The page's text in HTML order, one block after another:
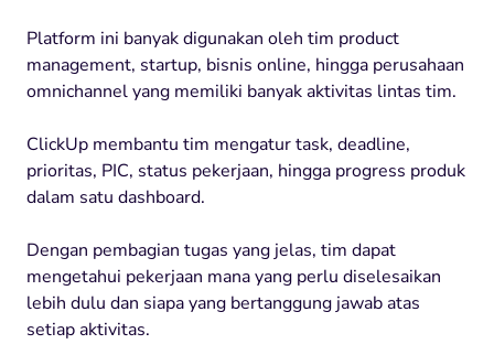
Platform ini banyak digunakan oleh tim product
management, startup, bisnis online, hingga perusahaan
omnichannel yang memiliki banyak aktivitas lintas tim.
ClickUp membantu tim mengatur task, deadline,
prioritas, PIC, status pekerjaan, hingga progress produk
dalam satu dashboard.
Dengan pembagian tugas yang jelas, tim dapat
mengetahui pekerjaan mana yang perlu diselesaikan
lebih dulu dan siapa yang bertanggung jawab atas
setiap aktivitas.